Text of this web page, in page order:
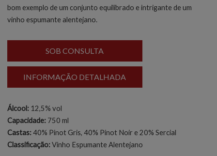
bom exemplo de um conjunto equilibrado e intrigante de um
vinho espumante alentejano.
SOB CONSULTA
INFORMAÇÃO DETALHADA
Álcool: 12,5% vol
Capacidade: 750 ml
Castas:40% Pinot Gris, 40% Pinot Noir e 20% Sercial
Classificação:Vinho Espumante Alentejano